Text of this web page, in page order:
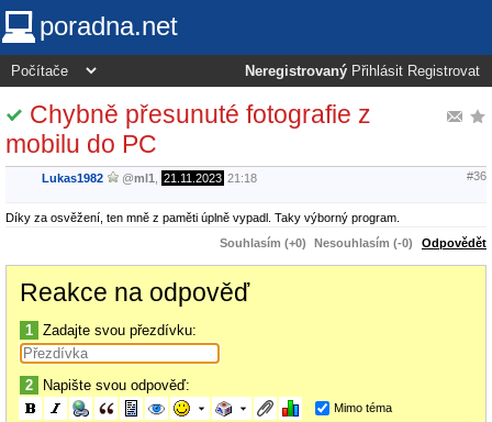
poradna.net
Neregistrovaný Přihlásit Registrovat
Chybně přesunuté fotografie z
mobilu do PC
Lukas1982 @ml1 21.11.2023 21:18 #36
Díky za osvěžení, ten mně z paměti úplně vypadl. Taky výborný program.
Souhlasím (+0)
Nesouhlasím (-0) Odpovědět
Reakce na odpověď
1 Zadajte svou přezdívku:
2 Napište svou odpověď:
Mimo téma